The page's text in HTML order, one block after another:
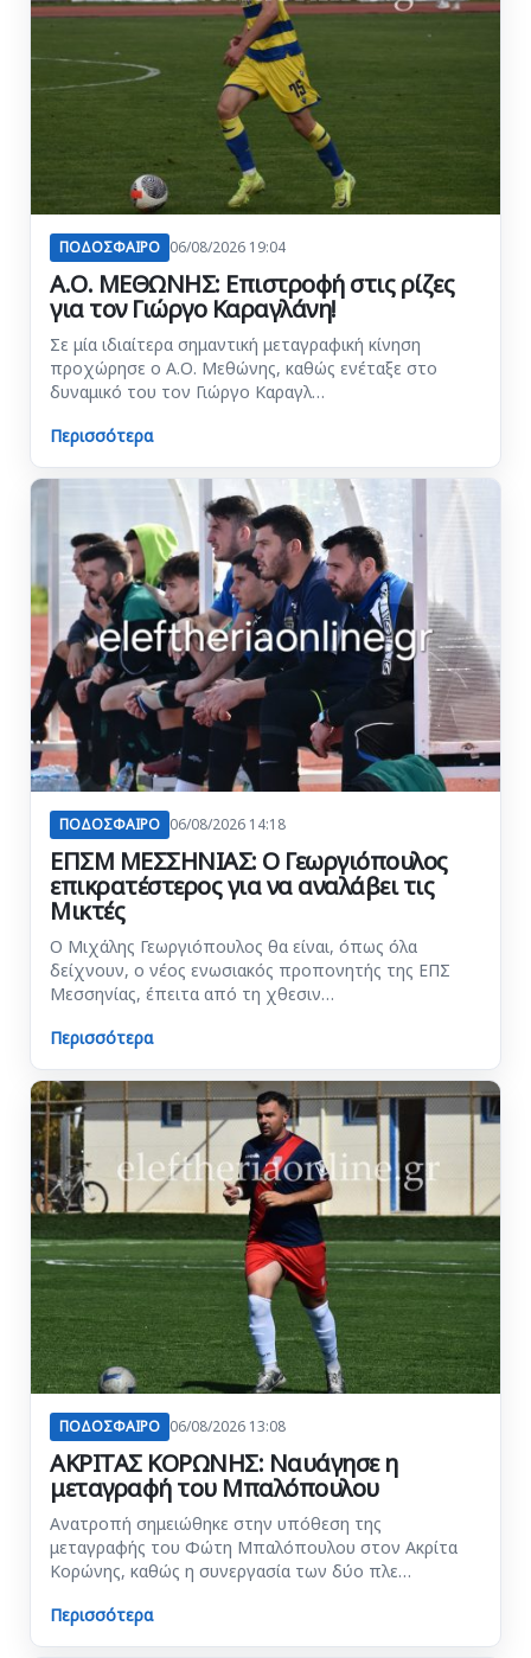
ΠΟΔΟΣΦΑΙΡΟ 06/08/2026 19:04
Α.Ο. ΜΕΘΩΝΗΣ: Επιστροφή στις ρίζες
για τον Γιώργο Καραγλάνη!
Σε μία ιδιαίτερα σημαντική μεταγραφική κίνηση
προχώρησε ο Α.Ο. Μεθώνης, καθώς ενέταξε στο
δυναμικό του τον Γιώργο Καραγλ…
Περισσότερα
ΠΟΔΟΣΦΑΙΡΟ 06/08/2026 14:18
ΕΠΣΜ ΜΕΣΣΗΝΙΑΣ: Ο Γεωργιόπουλος
επικρατέστερος για να αναλάβει τις
Μικτές
Ο Μιχάλης Γεωργιόπουλος θα είναι, όπως όλα
δείχνουν, ο νέος ενωσιακός προπονητής της ΕΠΣ
Μεσσηνίας, έπειτα από τη χθεσιν…
Περισσότερα
ΠΟΔΟΣΦΑΙΡΟ 06/08/2026 13:08
ΑΚΡΙΤΑΣ ΚΟΡΩΝΗΣ: Ναυάγησε η
μεταγραφή του Μπαλόπουλου
Ανατροπή σημειώθηκε στην υπόθεση της
μεταγραφής του Φώτη Μπαλόπουλου στον Ακρίτα
Κορώνης, καθώς η συνεργασία των δύο πλε…
Περισσότερα